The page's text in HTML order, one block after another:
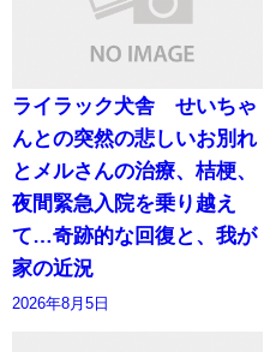
ライラック犬舎 せいちゃ
んとの突然の悲しいお別れ
とメルさんの治療、桔梗、
夜間緊急入院を乗り越え
て…奇跡的な回復と、我が
家の近況
2026年8月5日